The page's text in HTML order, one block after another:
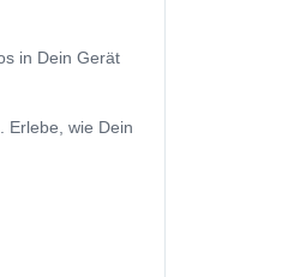
in Dein Gerät
Erlebe, wie Dein